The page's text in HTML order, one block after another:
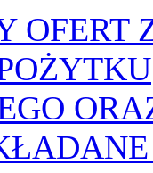
OFERT